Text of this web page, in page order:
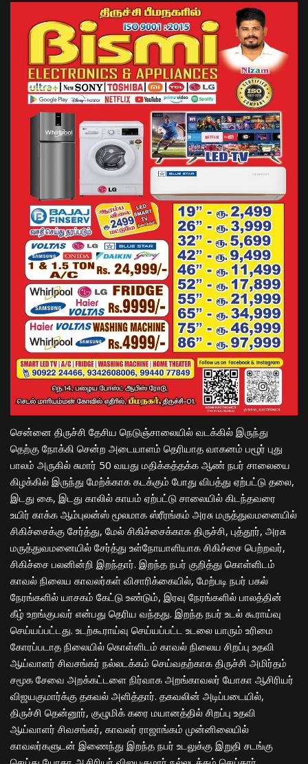
சென்னை திருச்சி தேசிய நெடுஞ்சாலையில் வடக்கில் இருந்து
தெற்கு நோக்கி சென்ற அடையாளம் தெரியாத வாகனம் பழூர் புது
பாலம் அருகில் சுமார் 50 வயது மதிக்கத்தக்க ஆண் நபர் சாலையை
கிழக்கில் இருந்து மேற்க்காக கடக்கும் போது விபத்து ஏற்பட்டு தலை,
இடது கை, இடது காலில் காயம் ஏற்பட்டு சாலையில் கிடந்தவரை
உயிர் காக்க ஆம்புலன்ஸ் மூலமாக ஸ்ரீரங்கம் அரசு மருத்துவமனையில்
சிகிச்சைக்கு சேர்த்து, மேல் சிகிச்சைக்காக திருச்சி, புத்தூர், அரசு
மருத்துவமனையில் சேர்த்து உள்நோயாளியாக சிகிச்சை பெற்றவர்,
சிகிச்சை பலனின்றி இறந்தார். இறந்த நபர் குறித்து கொள்ளிடம்
காவல் நிலைய காவலர்கள் விசாரிக்கையில், மேற்படி நபர் பகல்
நேரங்களில் யாசகம் கேட்டு உண்டும், இரவு நேரங்களில் பாலத்தின்
கீழ் உறங்குபவர் என்பது தெரிய வந்தது. இறந்த நபர் உடல் கூராய்வு
செய்யப்பட்டது. உடற்கூராய்வு செய்யப்பட்ட உடலை யாரும் உரிமை
கோரப்படாத நிலையில் கொள்ளிடம் காவல் நிலைய சிறப்பு உதவி
ஆய்வாளர் சிவசங்கர் நல்லடக்கம் செய்வதற்காக திருச்சி அமிர்தம்
சமூக சேவை அறக்கட்டளை நிர்வாக அறங்காவலர் யோகா ஆசிரியர்
விஜயகுமார்க்கு தகவல் அளித்தார். தகவலின் அடிப்படையில்,
திருச்சி தென்னூர், குழுமிக் கரை மயானத்தில் சிறப்பு உதவி
ஆய்வாளர் சிவசங்கர், காவலர் ராஜாங்கம் முன்னிலையில்
காவலர்களுடன் இணைந்து இறந்த நபர் உடலுக்கு இறுதி சடங்கு